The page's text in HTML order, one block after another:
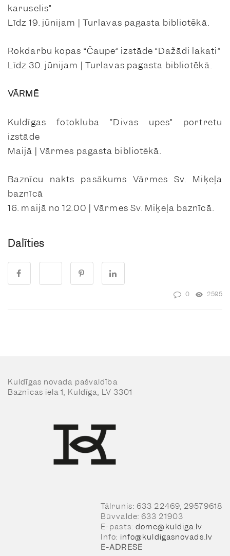
karuselis”
Līdz 19. jūnijam | Turlavas pagasta bibliotēkā.
Rokdarbu kopas “Čaupe” izstāde “Dažādi lakati”
Līdz 30. jūnijam | Turlavas pagasta bibliotēkā.
VĀRMĒ
Kuldīgas fotokluba “Divas upes” portretu
izstāde
Maijā | Vārmes pagasta bibliotēkā.
Baznīcu nakts pasākums Vārmes Sv. Miķeļa
baznīcā
16. maijā no 12.00 | Vārmes Sv. Miķeļa baznīcā.
Dalīties
0 2595
Kuldīgas novada pašvaldība
Baznīcas iela 1, Kuldīga, LV 3301
Tālrunis: 633 22469, 29579618
Būvvalde: 633 21903
E-pasts: dome@kuldiga.lv
Info: info@kuldigasnovads.lv
E-ADRESE